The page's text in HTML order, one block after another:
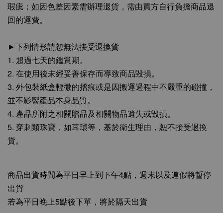
瑕疵；如因色差因素需辦理退貨，需由買方自行負擔商品退
回的運費。
►下列情形請恕無法接受退換貨
1. 超過七天的鑑賞期。
2. 在使用後未經妥善保存而導致商品毀損。
3. 外包裝紙盒輕微的摺痕或是因搬運過程中不嚴重的碰撞，
並不影響產品本身品質。
4. 產品所附之相關贈品及相關物品遺失或毀損。
5. 穿刺類珠寶，如耳環等，基於衛生理由，恕不接受退換
貨。
商品出貨時間為平日早上到下午4點，週末以及連假將暫停
出貨
若為平日晚上5點後下單，將於隔天出貨